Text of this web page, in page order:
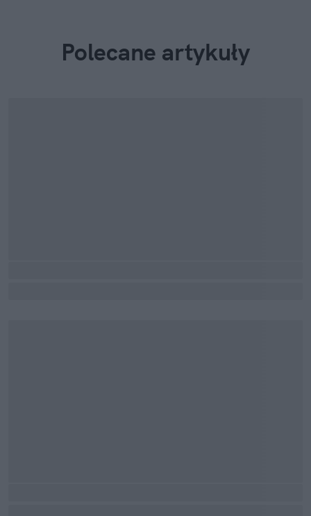
Polecane artykuły